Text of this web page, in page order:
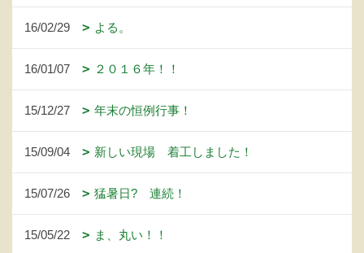
16/02/29 よる。
16/01/07 ２０１６年！！
15/12/27 年末の恒例行事！
15/09/04 新しい現場 着工しました！
15/07/26 猛暑日? 連続！
15/05/22 ま、丸い！！